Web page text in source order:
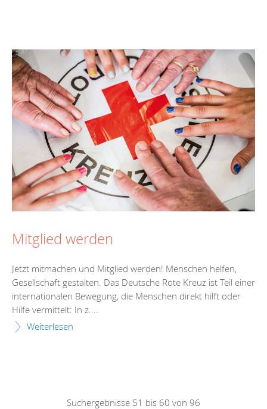
Mitglied werden
Jetzt mitmachen und Mitglied werden! Menschen helfen,
Gesellschaft gestalten. Das Deutsche Rote Kreuz ist Teil einer
internationalen Bewegung, die Menschen direkt hilft oder
Hilfe vermittelt: In z....
Weiterlesen
Suchergebnisse 51 bis 60 von 96